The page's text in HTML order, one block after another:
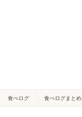
食べログ 食べログまとめ